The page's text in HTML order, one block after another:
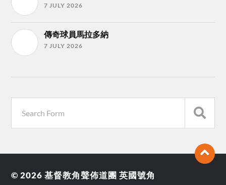
7 JULY 2026
傳奇球員馬拉多納
7 JULY 2026
© 2026基督教角聲佈道團 英國號角